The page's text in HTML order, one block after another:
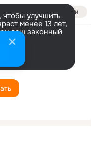
Войти
улучшить
менее 13 лет,
ваш законный
Portofino